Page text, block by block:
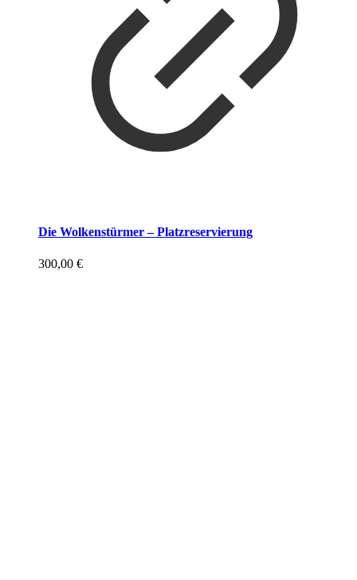
Die Wolkenstürmer – Platzreservierung
300,00 €